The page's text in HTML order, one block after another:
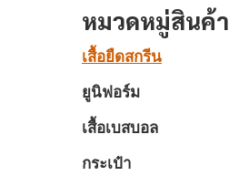
หมวดหมู่สินค้า
เสื้อยืดสกรีน
ยูนิฟอร์ม
เสื้อเบสบอล
กระเป๋า